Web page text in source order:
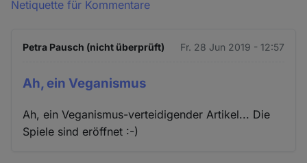
Netiquette für Kommentare
Petra Pausch (nicht überprüft) Fr. 28 Jun 2019 - 12:57
Ah, ein Veganismus
Ah, ein Veganismus-verteidigender Artikel... Die
Spiele sind eröffnet :-)